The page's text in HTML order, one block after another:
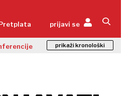
prijavi se
prikaži kronološki